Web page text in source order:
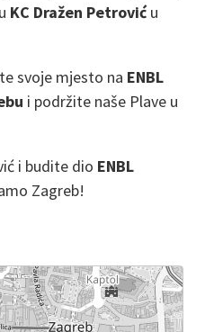
KC Dražen Petroviću
svoje mjesto na ENBL
i podržite naše Plave u
i budite dio ENBL
Zagreb!